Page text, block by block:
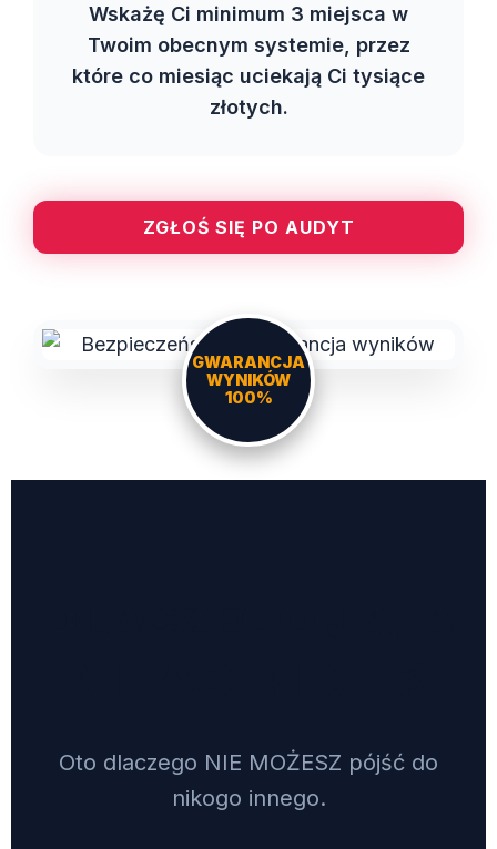
Wskażę Ci minimum 3 miejsca w
Twoim obecnym systemie, przez
które co miesiąc uciekają Ci tysiące
złotych.
ZGŁOŚ SIĘ PO AUDYT
GWARANCJA
WYNIKÓW
100%
Oto dlaczego NIE MOŻESZ pójść do
nikogo innego.